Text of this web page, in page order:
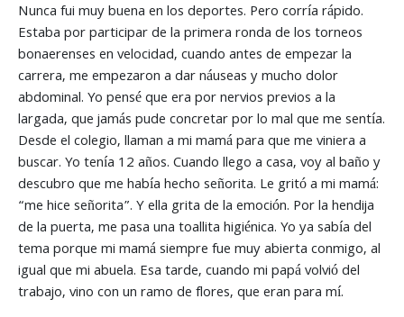
Nunca fui muy buena en los deportes. Pero corría rápido.
Estaba por participar de la primera ronda de los torneos
bonaerenses en velocidad, cuando antes de empezar la
carrera, me empezaron a dar náuseas y mucho dolor
abdominal. Yo pensé que era por nervios previos a la
largada, que jamás pude concretar por lo mal que me sentía.
Desde el colegio, llaman a mi mamá para que me viniera a
buscar. Yo tenía 12 años. Cuando llego a casa, voy al baño y
descubro que me había hecho señorita. Le gritó a mi mamá:
“me hice señorita”. Y ella grita de la emoción. Por la hendija
de la puerta, me pasa una toallita higiénica. Yo ya sabía del
tema porque mi mamá siempre fue muy abierta conmigo, al
igual que mi abuela. Esa tarde, cuando mi papá volvió del
trabajo, vino con un ramo de flores, que eran para mí.